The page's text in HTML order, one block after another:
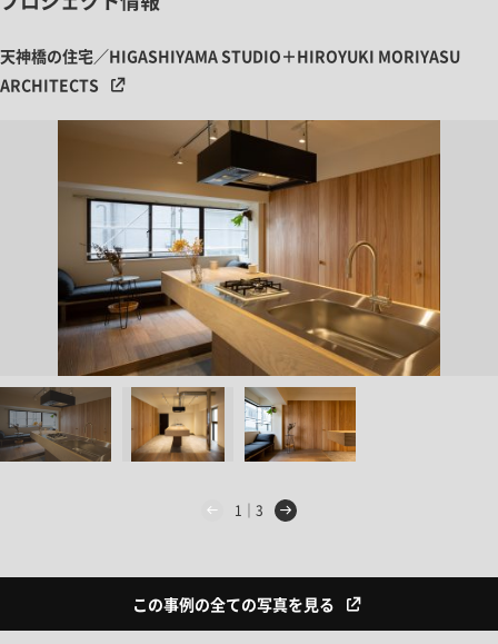
天神橋の住宅／HIGASHIYAMA STUDIO＋HIROYUKI MORIYASU
ARCHITECTS
1｜3
この事例の全ての写真を見る